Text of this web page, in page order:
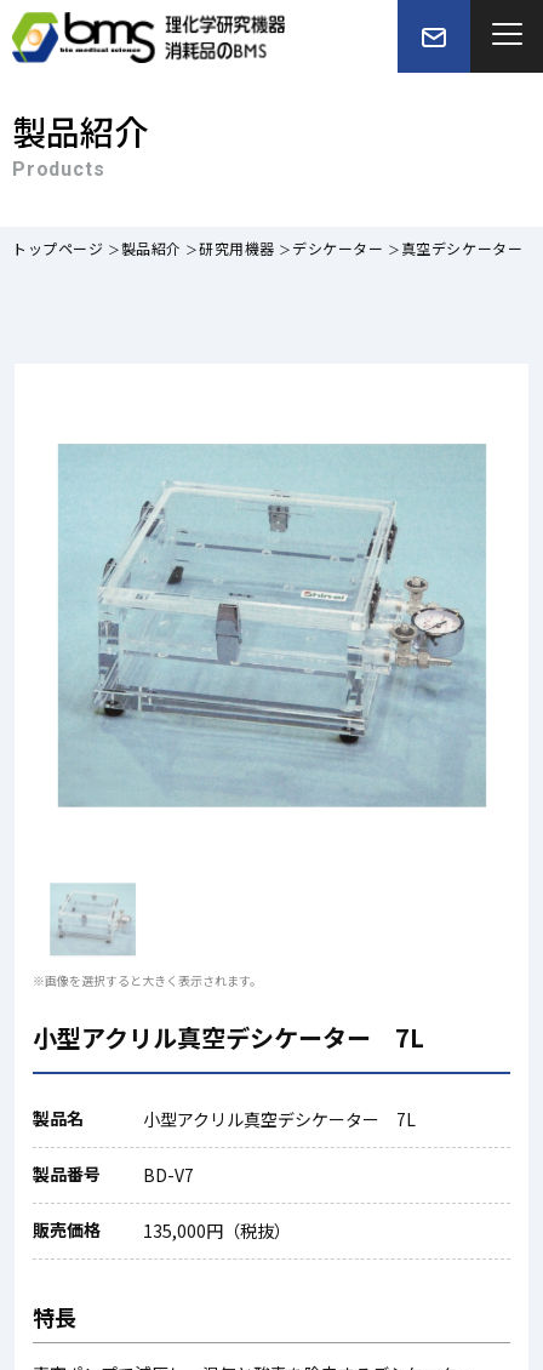
製品紹介
Products
トップページ 製品紹介 研究用機器 デシケーター 真空デシケーター
※画像を選択すると大きく表示されます。
小型アクリル真空デシケーター 7L
製品名 小型アクリル真空デシケーター 7L
製品番号 BD-V7
販売価格 135,000円（税抜）
特長